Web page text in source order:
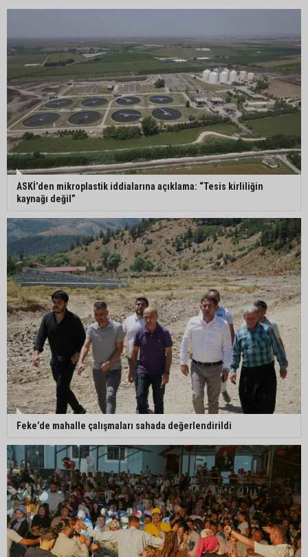
Yumurtalık’ta ulaşım çalışmaları hızlandı: Yol ve
kaldırımlar yenileniyor
Otoyolda akılalmaz olay: Önce çaldılar, sonra
“Hırsız çok” diye uyardılar
Müzeyyen Şevkin: “Mısırın alım fiyatı en az 17 lira
95 yaşındaki kadının arsa satışında yeni perde:
Kızı suçlamaları reddetti
İmamoğlu’ndaki göçükte acı bilanço: can kaybı
2’ye yükseldi
ASKİ’den mikroplastik iddialarına açıklama: “Tesis kirliliğin
kaynağı değil”
Feke’de mahalle çalışmaları sahada değerlendirildi